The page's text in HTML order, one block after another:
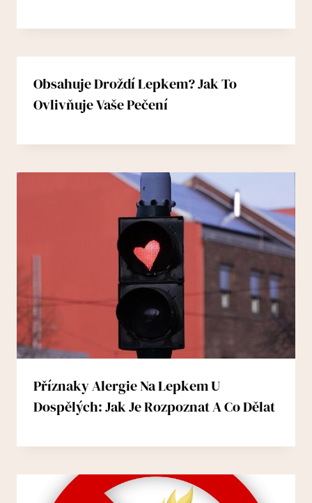
Obsahuje Droždí Lepkem? Jak To
Ovlivňuje Vaše Pečení
Příznaky Alergie Na Lepkem U
Dospělých: Jak Je Rozpoznat A Co Dělat